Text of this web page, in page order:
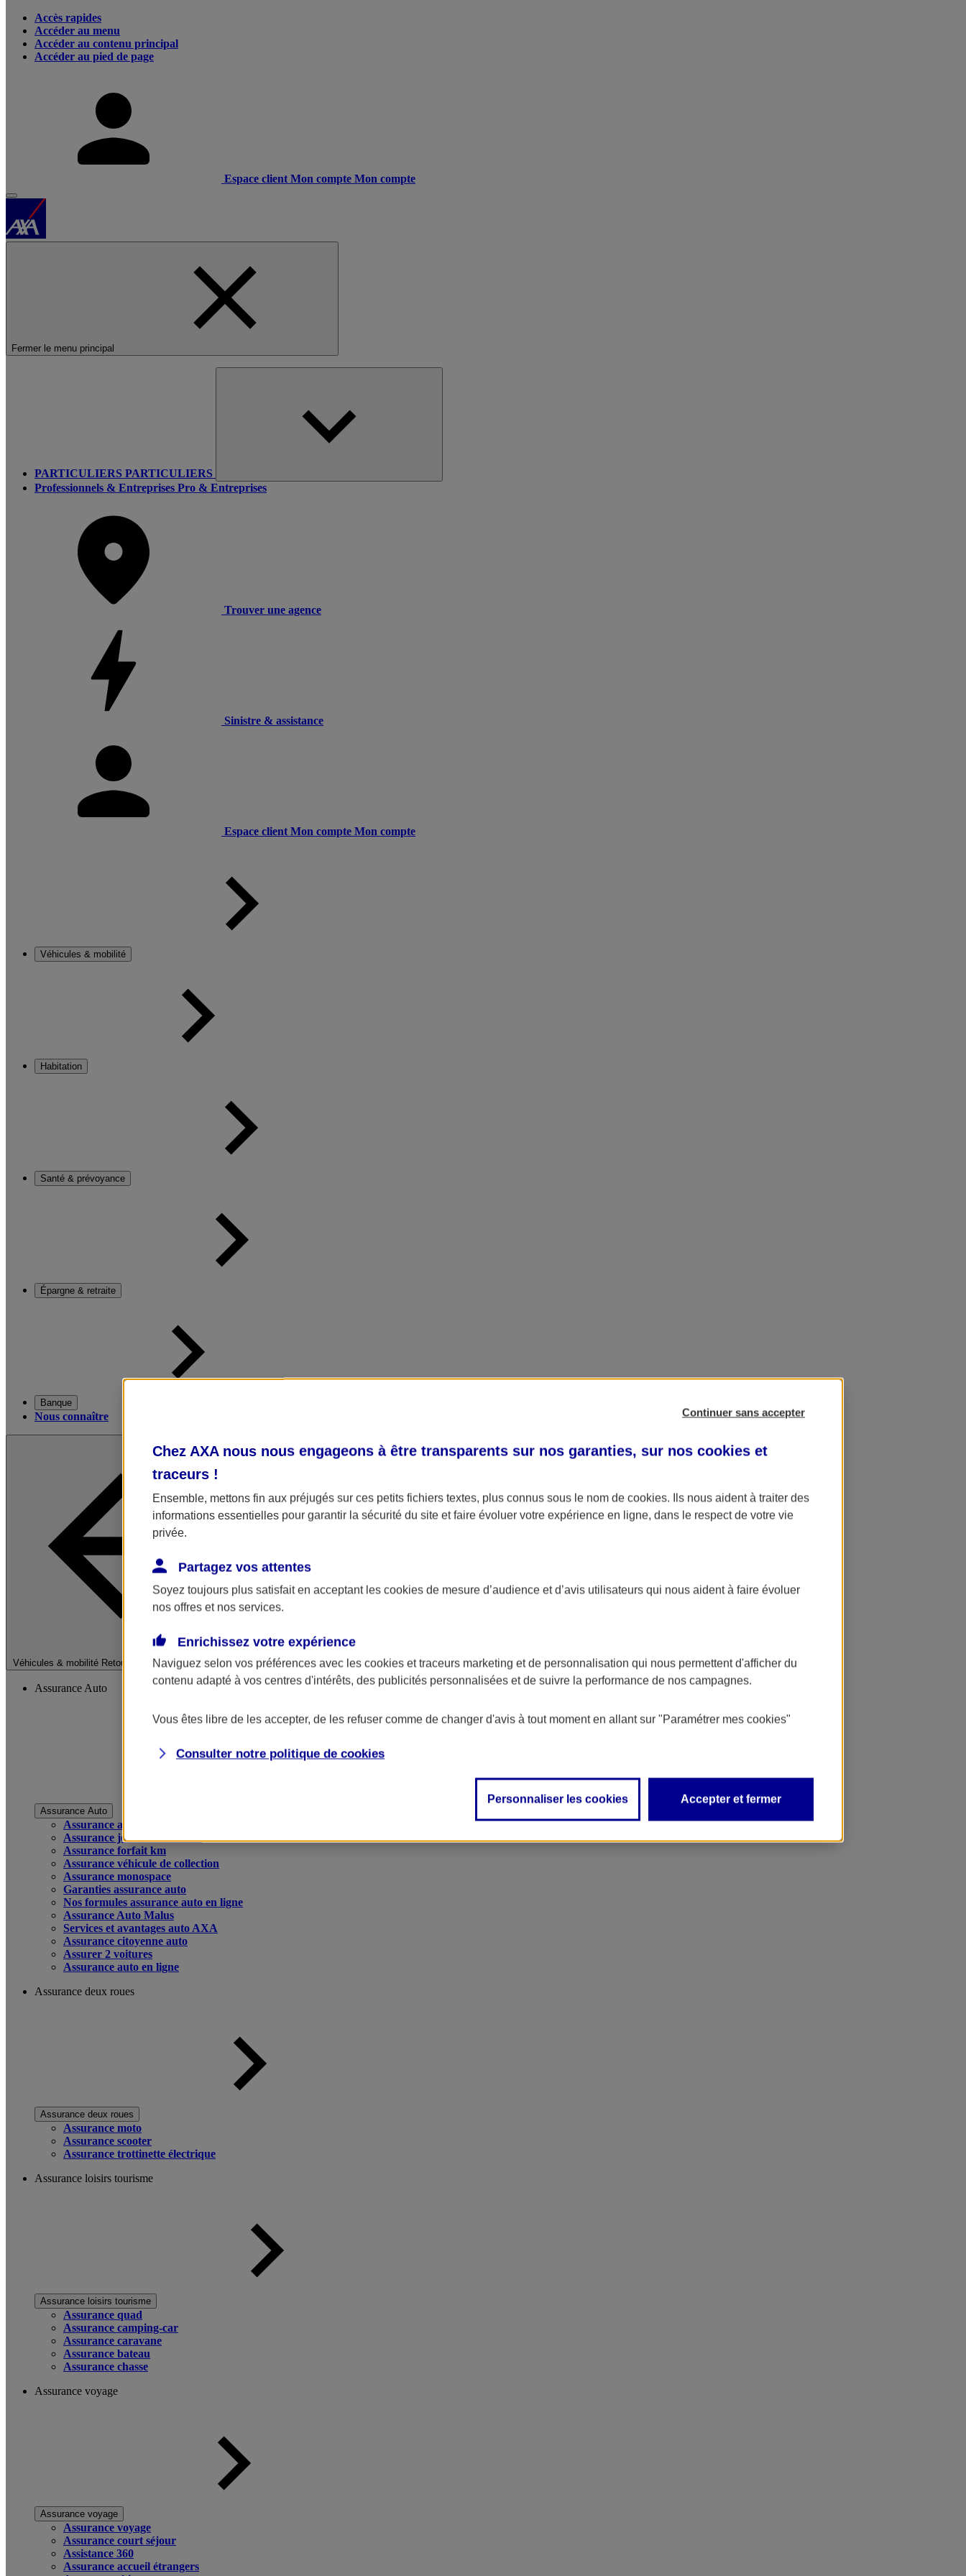
Accès rapides
Accéder au menu
Accéder au contenu principal
Accéder au pied de page
Espace client Mon compte Mon compte
Fermer le menu principal
PARTICULIERS PARTICULIERS
Professionnels & Entreprises Pro & Entreprises
Trouver une agence
Sinistre & assistance
Espace client Mon compte Mon compte
Véhicules & mobilité
Habitation
Santé & prévoyance
Épargne & retraite
Banque
Nous connaître
Véhicules & mobilité Retour à la section précédente
Fermer le menu principal
Assurance Auto
Assurance Auto
Assurance auto
Assurance jeune conducteur
Assurance forfait km
Assurance véhicule de collection
Assurance monospace
Garanties assurance auto
Nos formules assurance auto en ligne
Assurance Auto Malus
Services et avantages auto AXA
Assurance citoyenne auto
Assurer 2 voitures
Assurance auto en ligne
Assurance deux roues
Assurance deux roues
Assurance moto
Assurance scooter
Assurance trottinette électrique
Assurance loisirs tourisme
Assurance loisirs tourisme
Assurance quad
Assurance camping-car
Assurance caravane
Assurance bateau
Assurance chasse
Assurance voyage
Assurance voyage
Assurance voyage
Assurance court séjour
Assistance 360
Assurance accueil étrangers
Continuer sans accepter
Chez AXA nous nous engageons à être transparents sur nos garanties, sur nos cookies et
traceurs !
Ensemble, mettons fin aux préjugés sur ces petits fichiers textes, plus connus sous le nom de cookies. Ils nous aident à traiter des
informations essentielles pour garantir la sécurité du site et faire évoluer votre expérience en ligne, dans le respect de votre vie
privée.
Partagez vos attentes
Soyez toujours plus satisfait en acceptant les cookies de mesure d’audience et d’avis utilisateurs qui nous aident à faire évoluer
nos offres et nos services.
Enrichissez votre expérience
Naviguez selon vos préférences avec les cookies et traceurs marketing et de personnalisation qui nous permettent d'afficher du
contenu adapté à vos centres d'intérêts, des publicités personnalisées et de suivre la performance de nos campagnes.
Vous êtes libre de les accepter, de les refuser comme de changer d'avis à tout moment en allant sur "Paramétrer mes cookies"
Consulter notre politique de cookies
Personnaliser les cookies Accepter et fermer